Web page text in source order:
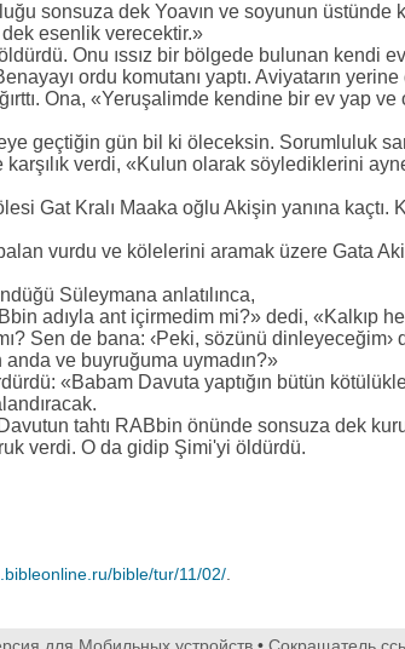
sonsuza dek Yoavın ve soyunun üstünde
esenlik verecektir.»
Onu ıssız bir bölgede bulunan kendi
ordu komutanı yaptı. Aviyatarın
Ona, «Yeruşalimde kendine bir ev yap
geçtiğin gün bil ki öleceksin. Sorumluluk
verdi, «Kulun olarak söylediklerini
Gat Kralı Maaka oğlu Akişin yanına kaçtı.
vurdu ve kölelerini aramak üzere Gata
Süleymana anlatılınca,
adıyla ant içirmedim mi?» dedi, «Kalkıp
Sen de bana: ‹Peki, sözünü dinleyeceğim›
ve buyruğuma uymadın?»
«Babam Davuta yaptığın bütün
tahtı RABbin önünde sonsuza dek
verdi. O da gidip Şimi'yi öldürdü.
bible/tur/11/02/